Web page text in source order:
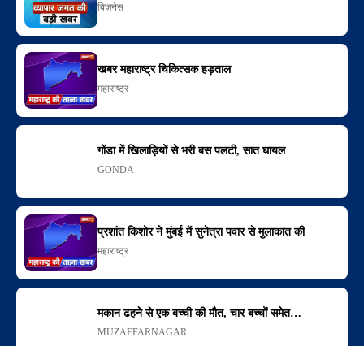
बिज़नेस
खबर महाराष्ट्र चिकित्सक हड़ताल
महाराष्ट्र
गोंडा में खिलाड़ियों से भरी बस पलटी, सात घायल
GONDA
प्रशांत किशोर ने मुंबई में सुनेत्रा पवार से मुलाकात की
महाराष्ट्र
मकान ढहने से एक बच्ची की मौत, चार बच्चों समेत…
MUZAFFARNAGAR